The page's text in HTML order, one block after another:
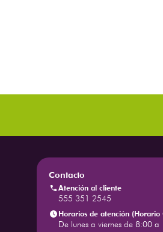
Contacto
Atención al cliente
555 351 2545
Horarios de atención (Horario
De lunes a viernes de 8:00 a